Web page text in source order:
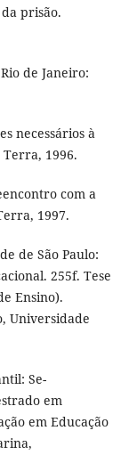
prisão.
de Janeiro:
necessários à
Terra, 1996.
com a
1997.
de São Paulo:
255f. Tese
Ensino).
Universidade
Se-
em
em Educação